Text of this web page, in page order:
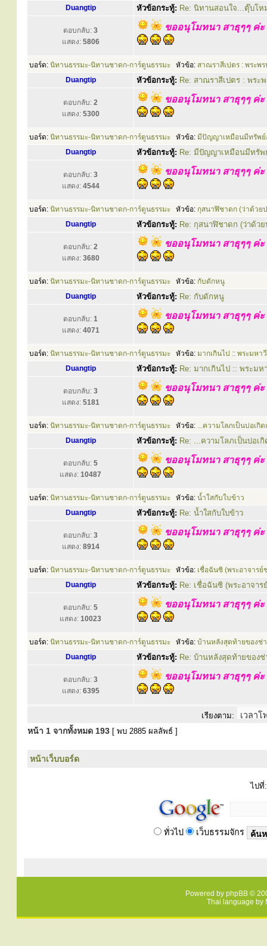
Duangtip
หัวข้อกระทู้: Re: นิทานสอนใจ...ตุ๊บโ
ตอบกลับ: 3
แสดง: 5806
ขออนุโมทนา สาธุๆๆ ค่ะ
บอร์ด: นิทานธรรมะ-นิทานชาดก-การ์ตูนธรรมะ หัวข้อ: สาณราสีเปตร : พระพ
Duangtip
หัวข้อกระทู้: Re: สาณราสีเปตร : พร
ตอบกลับ: 2
แสดง: 5300
ขออนุโมทนา สาธุๆๆ ค่ะ
บอร์ด: นิทานธรรมะ-นิทานชาดก-การ์ตูนธรรมะ หัวข้อ: มีปัญญาเหมือนมีทรัพย์
Duangtip
หัวข้อกระทู้: Re: มีปัญญาเหมือนมีทรัพ
ตอบกลับ: 3
แสดง: 4544
ขออนุโมทนา สาธุๆๆ ค่ะ
บอร์ด: นิทานธรรมะ-นิทานชาดก-การ์ตูนธรรมะ หัวข้อ: กุสนาฬิชาดก (ว่าด้วย
Duangtip
หัวข้อกระทู้: Re: กุสนาฬิชาดก (ว่าด้ว
ตอบกลับ: 2
แสดง: 3680
ขออนุโมทนา สาธุๆๆ ค่ะ
บอร์ด: นิทานธรรมะ-นิทานชาดก-การ์ตูนธรรมะ หัวข้อ: กับดักหนู
Duangtip
หัวข้อกระทู้: Re: กับดักหนู
ตอบกลับ: 1
แสดง: 4071
ขออนุโมทนา สาธุๆๆ ค่ะ
บอร์ด: นิทานธรรมะ-นิทานชาดก-การ์ตูนธรรมะ หัวข้อ: มากเกินไป :: พระมห
Duangtip
หัวข้อกระทู้: Re: มากเกินไป :: พระม
ตอบกลับ: 3
แสดง: 5181
ขออนุโมทนา สาธุๆๆ ค่ะ
บอร์ด: นิทานธรรมะ-นิทานชาดก-การ์ตูนธรรมะ หัวข้อ: ...ความโลภเป็นบ่อเกิ
Duangtip
หัวข้อกระทู้: Re: ...ความโลภเป็นบ่อเ
ตอบกลับ: 5
แสดง: 10487
ขออนุโมทนา สาธุๆๆ ค่ะ
บอร์ด: นิทานธรรมะ-นิทานชาดก-การ์ตูนธรรมะ หัวข้อ: น้ำใสกับใบข้าว
Duangtip
หัวข้อกระทู้: Re: น้ำใสกับใบข้าว
ตอบกลับ: 3
แสดง: 8914
ขออนุโมทนา สาธุๆๆ ค่ะ
บอร์ด: นิทานธรรมะ-นิทานชาดก-การ์ตูนธรรมะ หัวข้อ: เชื่อฉันซิ (พระอาจารย์
Duangtip
หัวข้อกระทู้: Re: เชื่อฉันซิ (พระอาจา
ตอบกลับ: 5
แสดง: 10023
ขออนุโมทนา สาธุๆๆ ค่ะ
บอร์ด: นิทานธรรมะ-นิทานชาดก-การ์ตูนธรรมะ หัวข้อ: บ้านหลังสุดท้ายของช่
Duangtip
หัวข้อกระทู้: Re: บ้านหลังสุดท้ายของช่
ตอบกลับ: 3
แสดง: 6395
ขออนุโมทนา สาธุๆๆ ค่ะ
เรียงตาม:
หน้า 1 จากทั้งหมด 193 [ พบ 2885 ผลลัพธ์ ]
หน้าเว็บบอร์ด
ไปที่:
ทั่วไป เว็บธรรมจักร
Powered by phpBB ©
Thai language by